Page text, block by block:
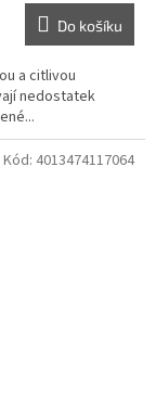
Do košíku
a citlivou
nedostatek
Kód: 4013474117064